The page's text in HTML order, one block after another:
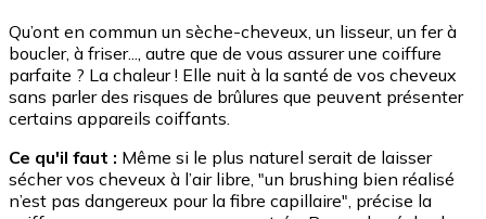
Qu’ont en commun un sèche-cheveux, un lisseur, un fer à
boucler, à friser..., autre que de vous assurer une coiffure
parfaite ? La chaleur ! Elle nuit à la santé de vos cheveux
sans parler des risques de brûlures que peuvent présenter
certains appareils coiffants.
Ce qu'il faut : Même si le plus naturel serait de laisser
sécher vos cheveux à l’air libre, "un brushing bien réalisé
n’est pas dangereux pour la fibre capillaire", précise la